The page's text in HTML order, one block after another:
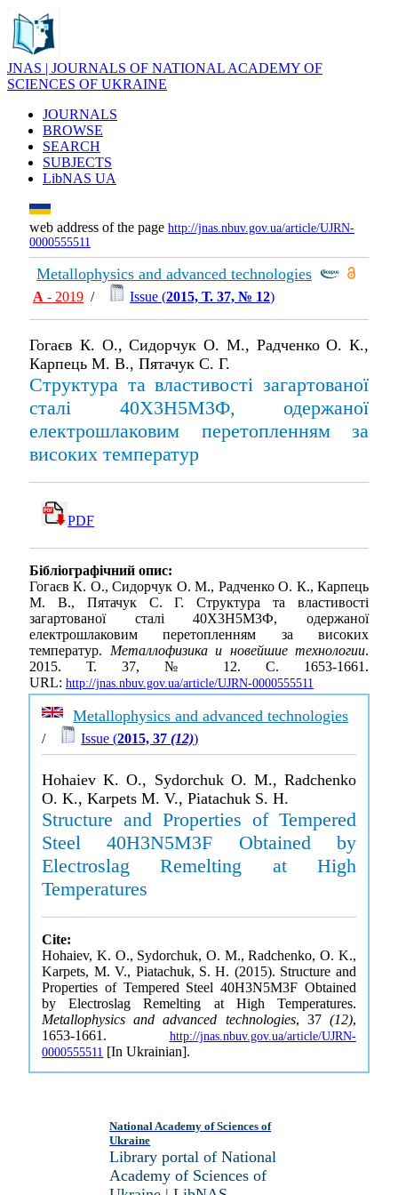
JNAS | JOURNALS OF NATIONAL ACADEMY OF
SCIENCES OF UKRAINE
JOURNALS
BROWSE
SEARCH
SUBJECTS
LibNAS UA
web address of the page http://jnas.nbuv.gov.ua/article/UJRN-
0000555511
Metallophysics and advanced technologies
А - 2019 / Issue (2015, Т. 37, № 12)
Гогаєв К. О., Сидорчук О. М., Радченко О. К.,
Карпець М. В., Пятачук С. Г.
Структура та властивості загартованої
сталі 40Х3Н5М3Ф, одержаної
електрошлаковим перетопленням за
високих температур
PDF
Бібліографічний опис:
Гогаєв К. О., Сидорчук О. М., Радченко О. К., Карпець
М. В., Пятачук С. Г. Структура та властивості
загартованої сталі 40Х3Н5М3Ф, одержаної
електрошлаковим перетопленням за високих
температур. Металлофизика и новейшие технологии.
2015. Т. 37, № 12. С. 1653-1661.
URL: http://jnas.nbuv.gov.ua/article/UJRN-0000555511
Metallophysics and advanced technologies
/ Issue (2015, 37(12))
Hohaiev K. O., Sydorchuk O. M., Radchenko
O. K., Karpets M. V., Piatachuk S. H.
Structure and Properties of Tempered
Steel 40H3N5M3F Obtained by
Electroslag Remelting at High
Temperatures
Cite:
Hohaiev, K. O., Sydorchuk, O. M., Radchenko, O. K.,
Karpets, M. V., Piatachuk, S. H. (2015). Structure and
Properties of Tempered Steel 40H3N5M3F Obtained
by Electroslag Remelting at High Temperatures.
Metallophysics and advanced technologies, 37 (12),
1653-1661. http://jnas.nbuv.gov.ua/article/UJRN-
0000555511 [In Ukrainian].
National Academy of Sciences of
Ukraine
Library portal of National
Academy of Sciences of